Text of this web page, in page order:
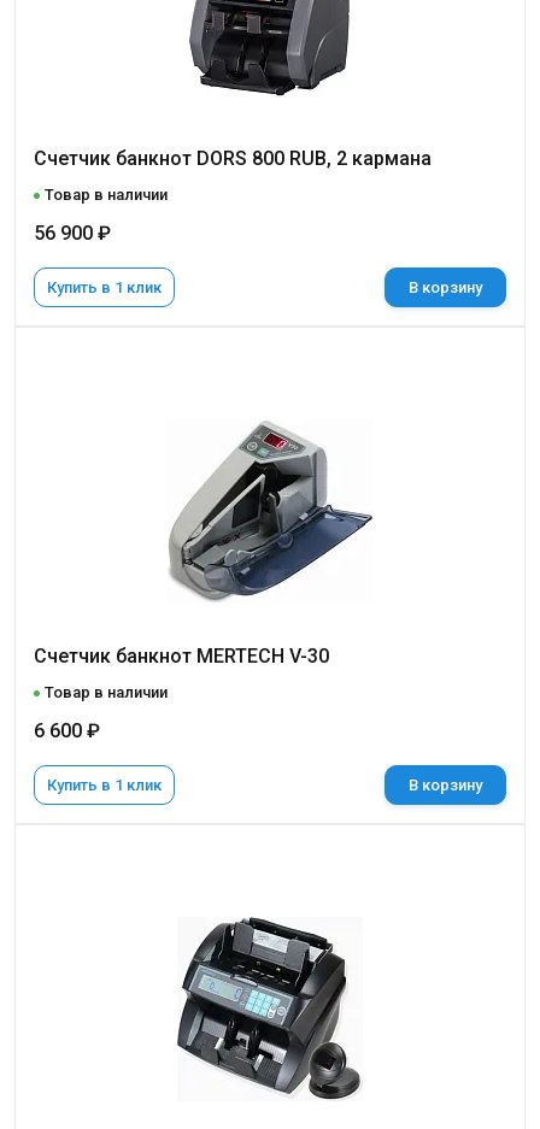
Счетчик банкнот DORS 800 RUB, 2 кармана
Товар в наличии
56 900 ₽
Купить в 1 клик В корзину
Счетчик банкнот MERTECH V-30
Товар в наличии
6 600 ₽
Купить в 1 клик В корзину